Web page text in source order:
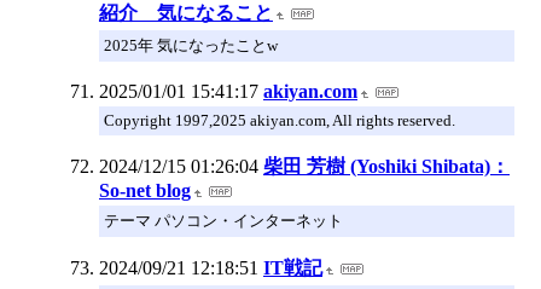
紹介 気になること
2025年 気になったことw
2025/01/01 15:41:17 akiyan.com
Copyright 1997,2025 akiyan.com, All rights reserved.
2024/12/15 01:26:04 柴田 芳樹 (Yoshiki Shibata)：
So-net blog
テーマ パソコン・インターネット
2024/09/21 12:18:51 IT戦記